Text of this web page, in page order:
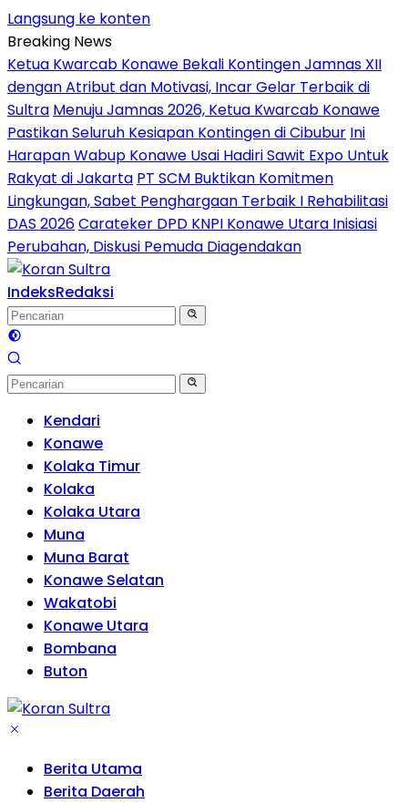
Langsung ke konten
Breaking News
Ketua Kwarcab Konawe Bekali Kontingen Jamnas XII
dengan Atribut dan Motivasi, Incar Gelar Terbaik di
Sultra Menuju Jamnas 2026, Ketua Kwarcab Konawe
Pastikan Seluruh Kesiapan Kontingen di Cibubur Ini
Harapan Wabup Konawe Usai Hadiri Sawit Expo Untuk
Rakyat di Jakarta PT SCM Buktikan Komitmen
Lingkungan, Sabet Penghargaan Terbaik I Rehabilitasi
DAS 2026Carateker DPD KNPI Konawe Utara Inisiasi
Perubahan, Diskusi Pemuda Diagendakan
IndeksRedaksi
Kendari
Konawe
Kolaka Timur
Kolaka
Kolaka Utara
Muna
Muna Barat
Konawe Selatan
Wakatobi
Konawe Utara
Bombana
Buton
Berita Utama
Berita Daerah